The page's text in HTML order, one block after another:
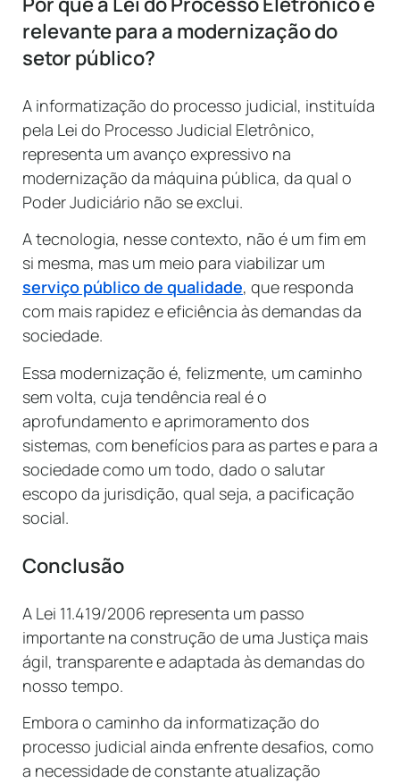
relevante para a modernização do
setor público?
A informatização do processo judicial, instituída
pela Lei do Processo Judicial Eletrônico,
representa um avanço expressivo na
modernização da máquina pública, da qual o
Poder Judiciário não se exclui.
A tecnologia, nesse contexto, não é um fim em
si mesma, mas um meio para viabilizar um
serviço público de qualidade, que responda
com mais rapidez e eficiência às demandas da
sociedade.
Essa modernização é, felizmente, um caminho
sem volta, cuja tendência real é o
aprofundamento e aprimoramento dos
sistemas, com benefícios para as partes e para a
sociedade como um todo, dado o salutar
escopo da jurisdição, qual seja, a pacificação
social.
Conclusão
A Lei 11.419/2006 representa um passo
importante na construção de uma Justiça mais
ágil, transparente e adaptada às demandas do
nosso tempo.
Embora o caminho da informatização do
processo judicial ainda enfrente desafios, como
a necessidade de constante atualização